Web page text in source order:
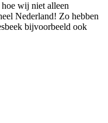
wij niet alleen
Nederland! Zo hebben
bijvoorbeeld ook